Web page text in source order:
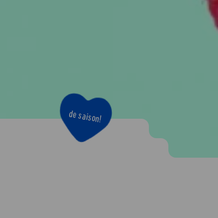
de saison!